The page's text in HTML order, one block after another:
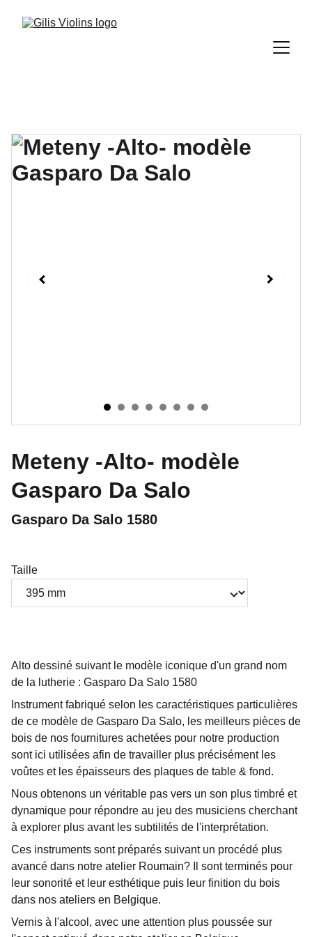
Meteny -Alto- modèle
Gasparo Da Salo
Gasparo Da Salo 1580
Taille
Alto dessiné suivant le modèle iconique d'un grand nom
de la lutherie : Gasparo Da Salo 1580
Instrument fabriqué selon les caractéristiques particulières
de ce modèle de Gasparo Da Salo, les meilleurs pièces de
bois de nos fournitures achetées pour notre production
sont ici utilisées afin de travailler plus précisément les
voûtes et les épaisseurs des plaques de table & fond.
Nous obtenons un véritable pas vers un son plus timbré et
dynamique pour répondre au jeu des musiciens cherchant
à explorer plus avant les subtilités de l'interprétation.
Ces instruments sont préparés suivant un procédé plus
avancé dans notre atelier Roumain? Il sont terminés pour
leur sonorité et leur esthétique puis leur finition du bois
dans nos ateliers en Belgique.
Vernis à l'alcool, avec une attention plus poussée sur